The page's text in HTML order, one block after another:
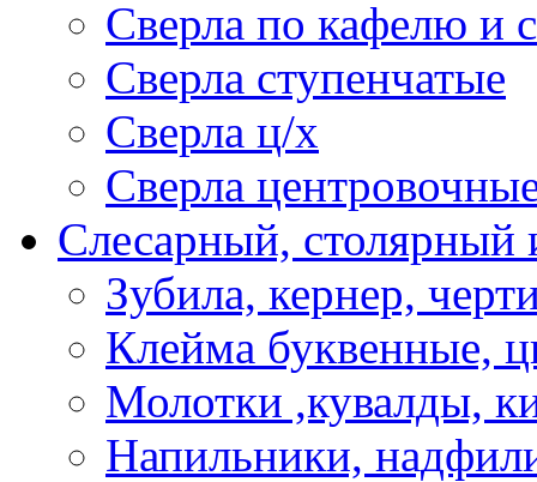
Сверла по кафелю и
Сверла ступенчатые
Сверла ц/х
Сверла
Слесарный, столярный
Зубила, кернер,
Клейма буквенные,
Молотки ,кувалды,
Напильники,